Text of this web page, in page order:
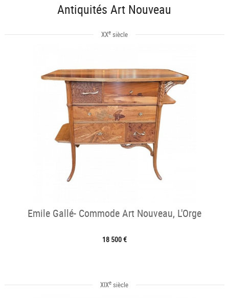
Antiquités Art Nouveau
XXesiècle
Emile Gallé- Commode Art Nouveau, L'Orge
18 500 €
XIXe siècle